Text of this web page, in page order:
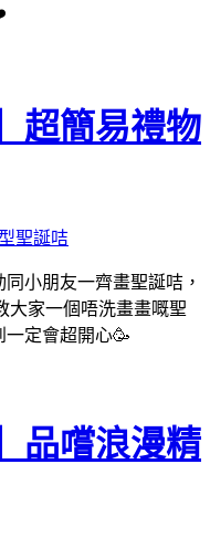
超簡易禮物
小朋友一齊畫聖誕咭，
大家一個唔洗畫畫嘅聖
一定會超開心🥳
品嚐浪漫精